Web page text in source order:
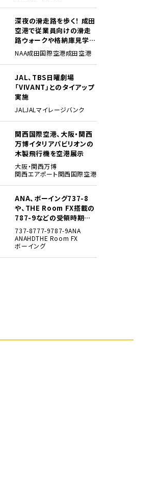
深夜の滑走路を歩く！ 成田
空港で従業員向けの滑走
路ウォークや格納庫見学イ
ベントを初開催
NAA成田国際空港成田空港
JAL、TBS日曜劇場
「VIVANT」とのタイアップ
実施
JALJALマイレージバンク
関西国際空港、大阪・関西
万博イタリアパビリオンの
木製飛行機を空港展示
大阪・関西万博
関西エアポート関西国際空港
ANA、ボーイング737-8
や、THE Room FX搭載の
787-9などの受領時期見
込みを明らかに
737-8777-9787-9ANA
ANAHDTHE Room FX
ボーイング